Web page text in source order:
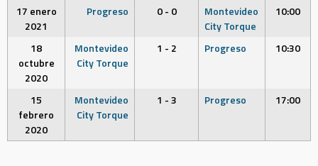
17 enero
2021
Progreso 0 - 0
Montevideo
City Torque
10:00
18
octubre
2020
Montevideo
City Torque
1 - 2 Progreso 10:30
15
febrero
2020
Montevideo
City Torque
1 - 3 Progreso 17:00